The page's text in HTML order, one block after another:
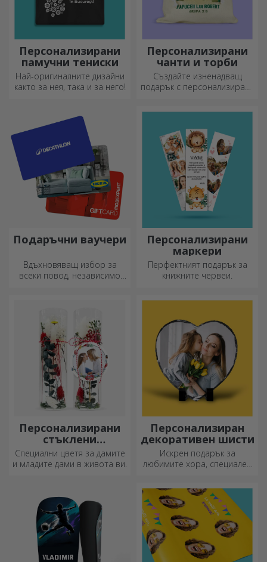
Персонализирани
памучни тениски
Най-оригиналните дизайни
както за нея, така и за него!
Персонализирани
чанти и торби
Създайте изненадващ
подарък с персонализирана
Подаръчни ваучери
Вдъхновяващ избор за
всеки повод, независимо
Персонализирани
маркери
Перфектният подарък за
книжните червеи.
Персонализирани
стъклени
орнаменти с
консервирани
цветя
Специални цветя за дамите
и младите дами в живота ви.
Персонализиран
декоративен шисти
Искрен подарък за
любимите хора, специален